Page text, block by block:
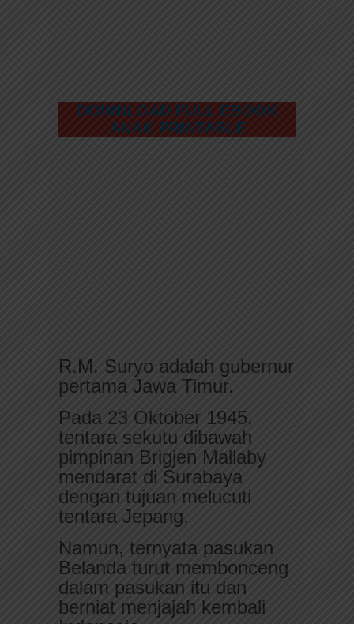
DOWNLOAD FULL EBOOK
ANAK PRINTABLE
R.M. Suryo adalah gubernur
pertama Jawa Timur.
Pada 23 Oktober 1945,
tentara sekutu dibawah
pimpinan Brigjen Mallaby
mendarat di Surabaya
dengan tujuan melucuti
tentara Jepang.
Namun, ternyata pasukan
Belanda turut membonceng
dalam pasukan itu dan
berniat menjajah kembali